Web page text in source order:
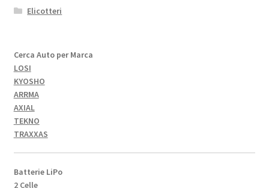
Elicotteri
Cerca Auto per Marca
LOSI
KYOSHO
ARRMA
AXIAL
TEKNO
TRAXXAS
Batterie LiPo
2 Celle